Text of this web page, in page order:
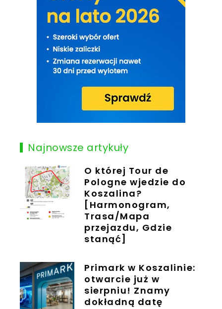
Najnowsze artykuły
O której Tour de
Pologne wjedzie do
Koszalina?
[Harmonogram,
Trasa/Mapa
przejazdu, Gdzie
stanąć]
Primark w Koszalinie:
otwarcie już w
sierpniu! Znamy
dokładną datę